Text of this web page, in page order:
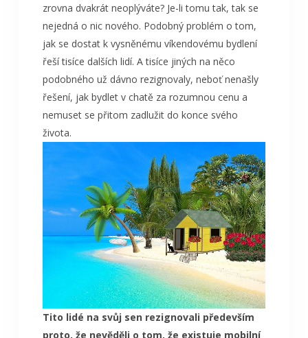
zrovna dvakrát neoplýváte? Je-li tomu tak, tak se
nejedná o nic nového. Podobný problém o tom,
jak se dostat k vysněnému víkendovému bydlení
řeší tisíce dalších lidí. A tisíce jiných na něco
podobného už dávno rezignovaly, neboť nenašly
řešení, jak bydlet v chatě za rozumnou cenu a
nemuset se přitom zadlužit do konce svého
života.
Tito lidé na svůj sen rezignovali především
proto, že nevěděli o tom, že existuje mobilní